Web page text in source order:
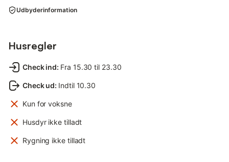
Udbyderinformation
Husregler
Check ind: Fra 15.30 til 23.30
Check ud: Indtil 10.30
Kun for voksne
Husdyr ikke tilladt
Rygning ikke tilladt